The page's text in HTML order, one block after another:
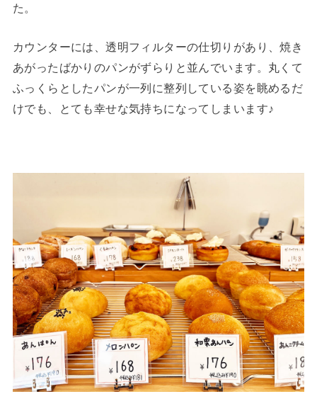
た。
カウンターには、透明フィルターの仕切りがあり、焼き
あがったばかりのパンがずらりと並んでいます。丸くて
ふっくらとしたパンが一列に整列している姿を眺めるだ
けでも、とても幸せな気持ちになってしまいます♪